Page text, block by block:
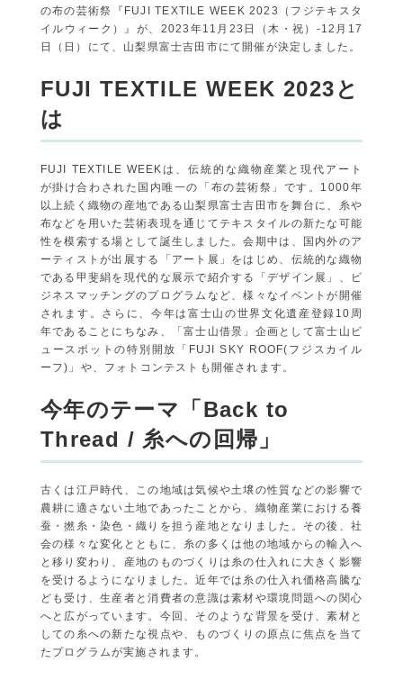
の布の芸術祭『FUJI TEXTILE WEEK 2023（フジテキスタ
イルウィーク）』が、2023年11月23日（木・祝）-12月17
日（日）にて、山梨県富士吉田市にて開催が決定しました。
FUJI TEXTILE WEEK 2023と
は
FUJI TEXTILE WEEKは、伝統的な織物産業と現代アート
が掛け合わされた国内唯一の「布の芸術祭」です。1000年
以上続く織物の産地である山梨県富士吉田市を舞台に、 糸や
布などを用いた芸術表現を通じてテキスタイルの新たな可能
性 を模索する場として誕生しました。会期中は、国内外のア
ーティストが出展する「アート展」をはじめ 、伝統的な織物
である甲斐絹を現代的な展示で紹介する「デザイン 展」、ビ
ジネスマッチングのプログラムなど、様々なイベントが開催
されます。さらに、今年は富士山の世界文化遺産登録10周
年であ ることにちなみ、「富士山借景」 企画として富士山ビ
ュースポットの特別開放「FUJI SKY ROOF(フジスカイル
ーフ)」や、フォトコンテストも開催されます。
今年のテーマ「Back to
Thread / 糸への回帰」
古くは江戸時代、この地域は気候や土壌の性質などの影響で
農耕に適さない土地であったことから、織物産業における養
蚕・撚糸・染色・織りを担う産地となりました。その後、社
会の様々な変化とともに、糸の多くは他の地域からの輸入へ
と移り変わり、産地のものづくりは糸の仕入れに大きく影響
を受けるようになりました。近年では糸の仕入れ価格高騰な
ども受け、生産者と消費者の意識は素材や環境問題への関心
へと広がっています。今回、そのような背景を受け、素材と
しての糸への新たな視点や、ものづくりの原点に焦点を当て
たプログラムが実施されます。